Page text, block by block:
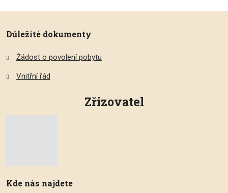
Důležité dokumenty
Žádost o povolení pobytu
Vnitřní řád
Zřizovatel
Kde nás najdete